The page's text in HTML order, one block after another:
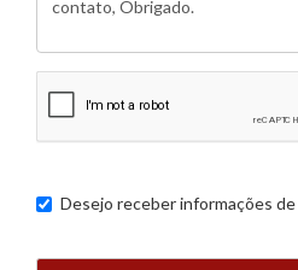
Desejo receber informações de